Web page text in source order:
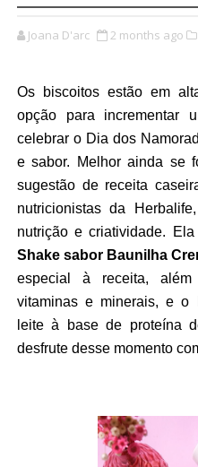
Joana D'arc 2 months ago
Os biscoitos estão em
opção para incrementar
celebrar o Dia dos
e sabor. Melhor ainda se
sugestão de receita
nutricionistas da
nutrição e criatividade.
Shake sabor Baunilha
especial à receita,
vitaminas e minerais, e o
leite à base de proteína
desfrute desse momento